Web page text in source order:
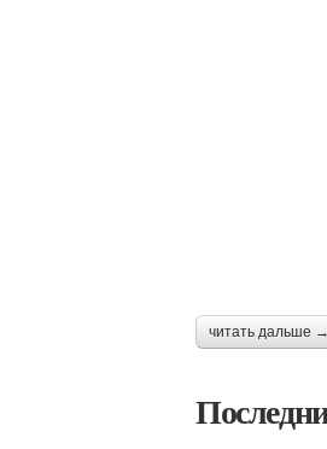
читать дальше →